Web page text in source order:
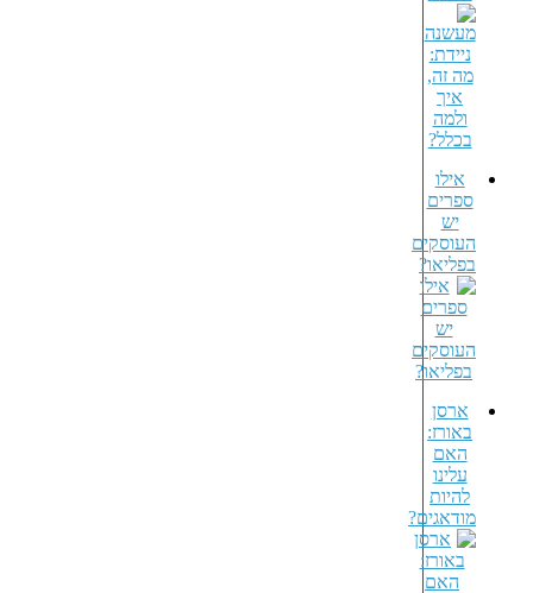
אילו
ספרים
יש
העוסקים
בפליאו?
ארסן
באורז:
האם
עלינו
להיות
מודאגים?